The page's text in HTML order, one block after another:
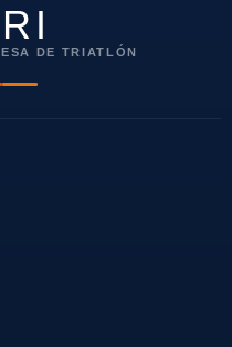
DE TRIATLÓN